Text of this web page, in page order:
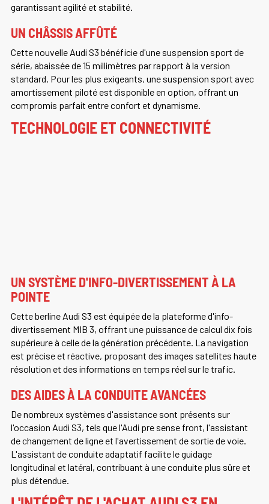
garantissant agilité et stabilité.
UN CHÂSSIS AFFÛTÉ
Cette nouvelle Audi S3 bénéficie d'une suspension sport de
série, abaissée de 15 millimètres par rapport à la version
standard. Pour les plus exigeants, une suspension sport avec
amortissement piloté est disponible en option, offrant un
compromis parfait entre confort et dynamisme.
TECHNOLOGIE ET CONNECTIVITÉ
UN SYSTÈME D'INFO-DIVERTISSEMENT À LA
POINTE
Cette berline Audi S3 est équipée de la plateforme d'info-
divertissement MIB 3, offrant une puissance de calcul dix fois
supérieure à celle de la génération précédente. La navigation
est précise et réactive, proposant des images satellites haute
résolution et des informations en temps réel sur le trafic.
DES AIDES À LA CONDUITE AVANCÉES
De nombreux systèmes d'assistance sont présents sur
l'occasion Audi S3, tels que l'Audi pre sense front, l'assistant
de changement de ligne et l'avertissement de sortie de voie.
L'assistant de conduite adaptatif facilite le guidage
longitudinal et latéral, contribuant à une conduite plus sûre et
plus détendue.